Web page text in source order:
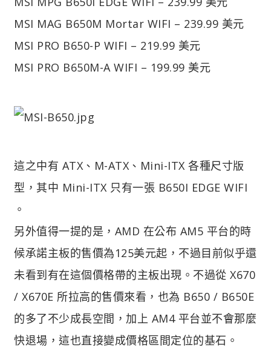
MSI MAG B650M Mortar WIFI – 239.99 美元
MSI PRO B650-P WIFI – 219.99 美元
MSI PRO B650M-A WIFI – 199.99 美元
這之中有 ATX、M-ATX、Mini-ITX 各種尺寸版
型，其中 Mini-ITX 只有一張 B650I EDGE WIFI
。
另外值得一提的是，AMD 在公布 AM5 平台的時
候承諾主板的售價為125美元起，不過目前似乎還
未看到有在這個價格帶的主板出現。不過從 X670
/ X670E 所拉高的售價來看，也為 B650 / B650E
的多了不少成長空間，加上 AM4 平台並不會那麼
快退場，這也直接變成價格區間定位的基石。